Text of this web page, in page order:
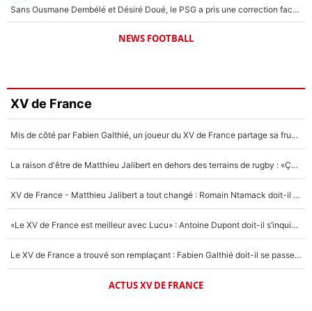
Sans Ousmane Dembélé et Désiré Doué, le PSG a pris une correction face à Majorque : Luis Enrique attend avec impatience des renforts !
NEWS FOOTBALL
XV de France
Mis de côté par Fabien Galthié, un joueur du XV de France partage sa frustration : «ils ne me l’ont pas dit tout de suite»
La raison d'être de Matthieu Jalibert en dehors des terrains de rugby : «Ça m'atteint autant que si tu touches à un membre de ma famille»
XV de France - Matthieu Jalibert a tout changé : Romain Ntamack doit-il s’inquiéter pour sa place à un an de la Coupe du monde ?
«Le XV de France est meilleur avec Lucu» : Antoine Dupont doit-il s’inquiéter pour sa place ?
Le XV de France a trouvé son remplaçant : Fabien Galthié doit-il se passer d'Antoine Dupont ?
ACTUS XV DE FRANCE